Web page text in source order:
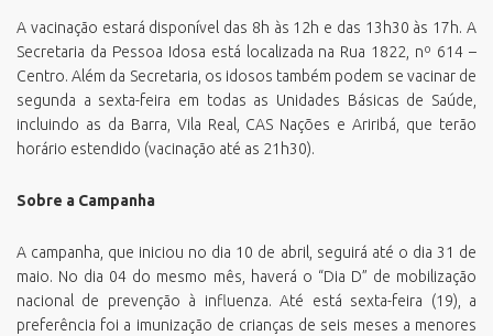
A vacinação estará disponível das 8h às 12h e das 13h30 às 17h. A
Secretaria da Pessoa Idosa está localizada na Rua 1822, nº 614 –
Centro. Além da Secretaria, os idosos também podem se vacinar de
segunda a sexta-feira em todas as Unidades Básicas de Saúde,
incluindo as da Barra, Vila Real, CAS Nações e Ariribá, que terão
horário estendido (vacinação até as 21h30).
Sobre a Campanha
A campanha, que iniciou no dia 10 de abril, seguirá até o dia 31 de
maio. No dia 04 do mesmo mês, haverá o “Dia D” de mobilização
nacional de prevenção à influenza. Até está sexta-feira (19), a
preferência foi a imunização de crianças de seis meses a menores